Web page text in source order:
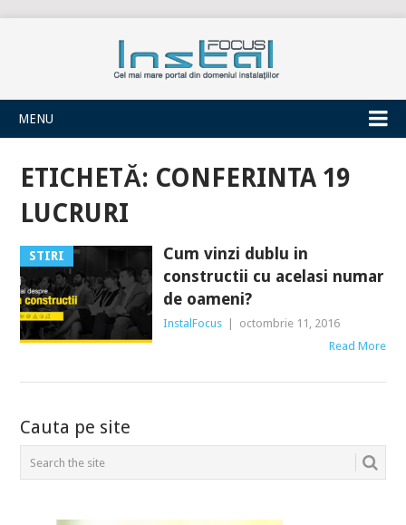
INSTALFOCUS
MENU
ETICHETĂ: CONFERINTA 19
LUCRURI
STIRI
Cum vinzi dublu in
constructii cu acelasi numar
de oameni?
InstalFocus
octombrie 11, 2016
Read More
POSTS
NAVIGATION
Cauta pe site